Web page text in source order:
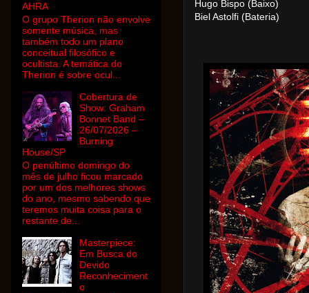
Hugo Bispo (Baixo)
Biel Astolfi (Bateria)
AHRA
O grupo Therion não envolve
somente música, mas
também todo um plano
conceitual filosófico e
ocultista. A temática do
Therion é sobre ocul...
Cobertura de
Show: Graham
Bonnet Band –
26/07/2026 –
Burning
House/SP
O penúltimo domingo do
mês de julho ficou marcado
por um dos melhores shows
do ano, mesmo sabendo que
teremos muita coisa para o
restante de...
Masterpiece:
Em Busca do
Devido
Reconheciment
o